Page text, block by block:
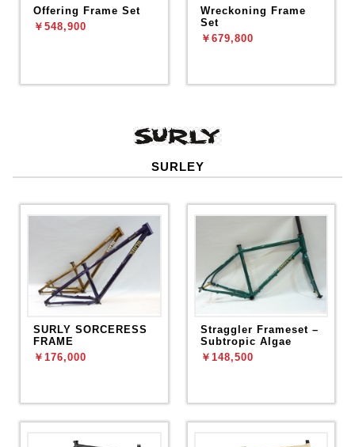
Offering Frame Set
￥548,900
Wreckoning Frame
Set
￥679,800
SURLEY
SURLY SORCERESS
FRAME
￥176,000
Straggler Frameset –
Subtropic Algae
￥148,500